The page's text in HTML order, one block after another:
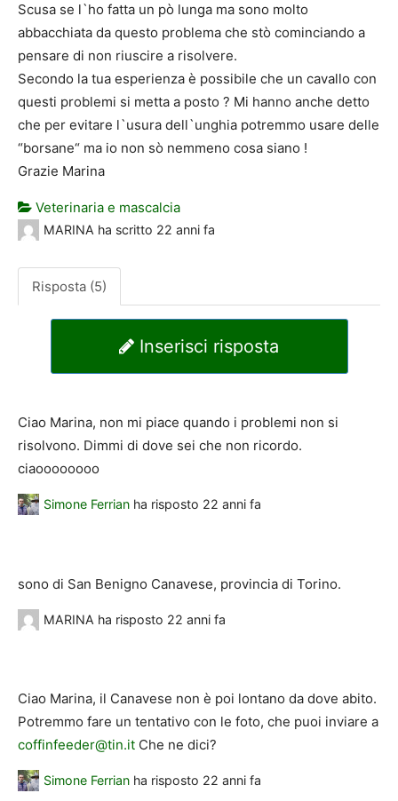
Scusa se l`ho fatta un pò lunga ma sono molto
abbacchiata da questo problema che stò cominciando a
pensare di non riuscire a risolvere.
Secondo la tua esperienza è possibile che un cavallo con
questi problemi si metta a posto ? Mi hanno anche detto
che per evitare l`usura dell`unghia potremmo usare delle
“borsane“ ma io non sò nemmeno cosa siano !
Grazie Marina
Veterinaria e mascalcia
MARINA ha scritto 22 anni fa
Risposta (5)
Inserisci risposta
Ciao Marina, non mi piace quando i problemi non si
risolvono. Dimmi di dove sei che non ricordo.
ciaoooooooo
Simone Ferrian ha risposto 22 anni fa
sono di San Benigno Canavese, provincia di Torino.
MARINA ha risposto 22 anni fa
Ciao Marina, il Canavese non è poi lontano da dove abito.
Potremmo fare un tentativo con le foto, che puoi inviare a
coffinfeeder@tin.it Che ne dici?
Simone Ferrian ha risposto 22 anni fa